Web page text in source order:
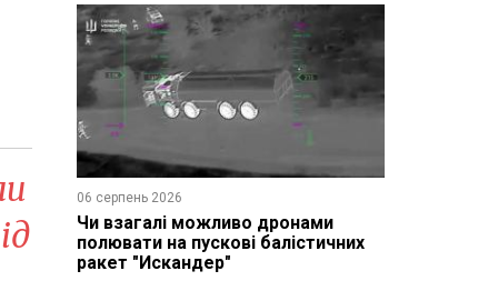
06 серпень 2026
Чи взагалі можливо дронами
полювати на пускові балістичних
ракет "Искандер"